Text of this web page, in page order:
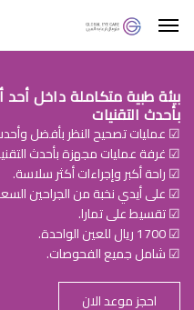
بيئة طبية متكاملة داخل
بأحدث التقنيات
☑ عمليات تصحيح النظر بأفضل
☑ غرفة عمليات مجهزة بأحدث
☑ راحة أكبر وإجراءات أكثر سلاسة.
☑ على أيدي نخبة من الجراحين
☑ تقسيط على تمارا.
☑ 1700 ريال للعين الواحدة.
☑ شامل جميع الفحوصات.
احجز موعد الان